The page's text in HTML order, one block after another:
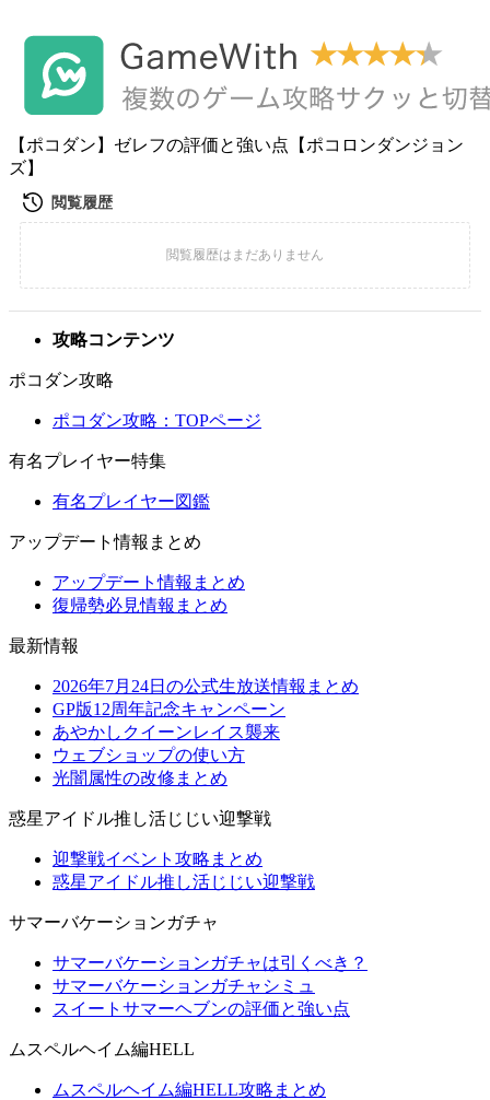
【ポコダン】ゼレフの評価と強い点【ポコロンダンジョン
ズ】
攻略コンテンツ
ポコダン攻略
ポコダン攻略：TOPページ
有名プレイヤー特集
有名プレイヤー図鑑
アップデート情報まとめ
アップデート情報まとめ
復帰勢必見情報まとめ
最新情報
2026年7月24日の公式生放送情報まとめ
GP版12周年記念キャンペーン
あやかしクイーンレイス襲来
ウェブショップの使い方
光闇属性の改修まとめ
惑星アイドル推し活じじい迎撃戦
迎撃戦イベント攻略まとめ
惑星アイドル推し活じじい迎撃戦
サマーバケーションガチャ
サマーバケーションガチャは引くべき？
サマーバケーションガチャシミュ
スイートサマーヘブンの評価と強い点
ムスペルヘイム編HELL
ムスペルヘイム編HELL攻略まとめ